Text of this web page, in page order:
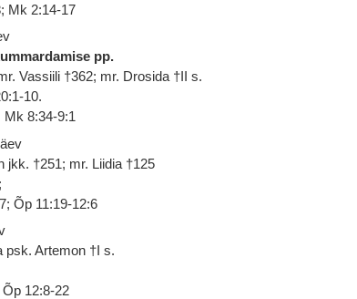
Mk 2:14-17
pp.
Vassiili †362; mr. Drosida †II s.
10.
Mk 8:34-9:1
jkk. †251; mr. Liidia †125
Õp 11:19-12:6
psk. Artemon †I s.
12:8-22